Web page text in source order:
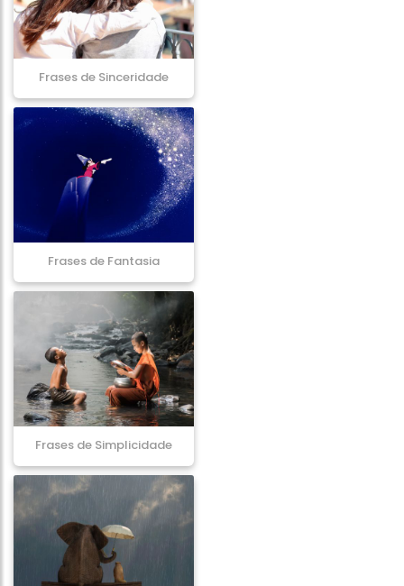
Frases de Sinceridade
Frases de Fantasia
Frases de Simplicidade